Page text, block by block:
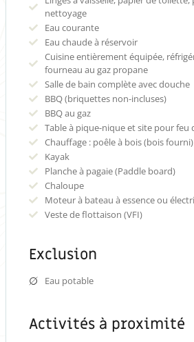
nettoyage
Eau courante
Eau chaude à réservoir
Cuisine entièrement équipée,
fourneau au gaz propane
Salle de bain complète avec douche
BBQ (briquettes non-incluses)
BBQ au gaz
Table à pique-nique et site pour feu
Chauffage : poêle à bois (bois fourni)
Kayak
Planche à pagaie (Paddle board)
Chaloupe
Moteur à bateau à essence ou
Veste de flottaison (VFI)
Exclusion
Eau potable
Activités à proximité